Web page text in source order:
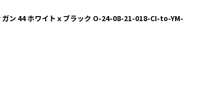
ン 44 ホワイトｘブラック O-24-08-21-018-CI-to-YM-